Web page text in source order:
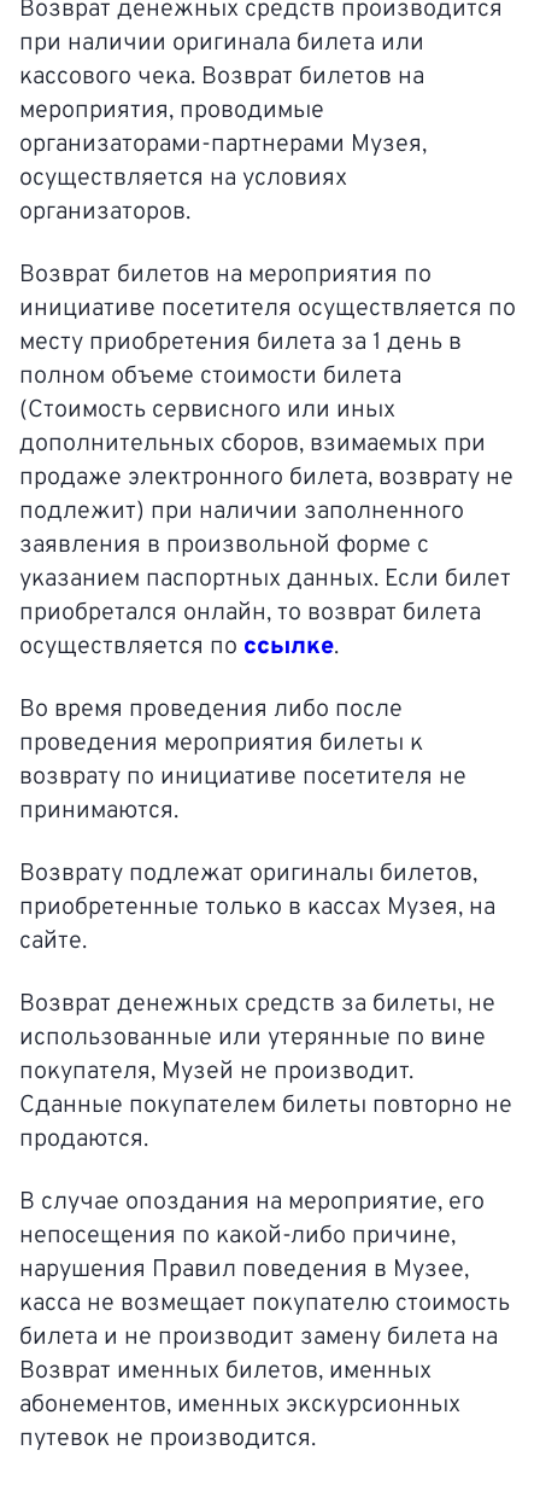
Возврат денежных средств производится
при наличии оригинала билета или
кассового чека. Возврат билетов на
мероприятия, проводимые
организаторами-партнерами Музея,
осуществляется на условиях
организаторов.
Возврат билетов на мероприятия по
инициативе посетителя осуществляется по
месту приобретения билета за 1 день в
полном объеме стоимости билета
(Стоимость сервисного или иных
дополнительных сборов, взимаемых при
продаже электронного билета, возврату не
подлежит) при наличии заполненного
заявления в произвольной форме с
указанием паспортных данных. Если билет
приобретался онлайн, то возврат билета
осуществляется по ссылке.
Во время проведения либо после
проведения мероприятия билеты к
возврату по инициативе посетителя не
принимаются.
Возврату подлежат оригиналы билетов,
приобретенные только в кассах Музея, на
сайте.
Возврат денежных средств за билеты, не
использованные или утерянные по вине
покупателя, Музей не производит.
Сданные покупателем билеты повторно не
продаются.
В случае опоздания на мероприятие, его
непосещения по какой-либо причине,
нарушения Правил поведения в Музее,
касса не возмещает покупателю стоимость
билета и не производит замену билета на
Возврат именных билетов, именных
абонементов, именных экскурсионных
путевок не производится.